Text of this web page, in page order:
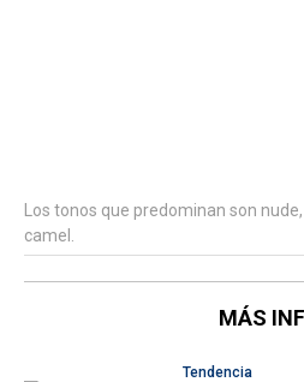
Los tonos que predominan son
camel.
MÁS
Tendencia